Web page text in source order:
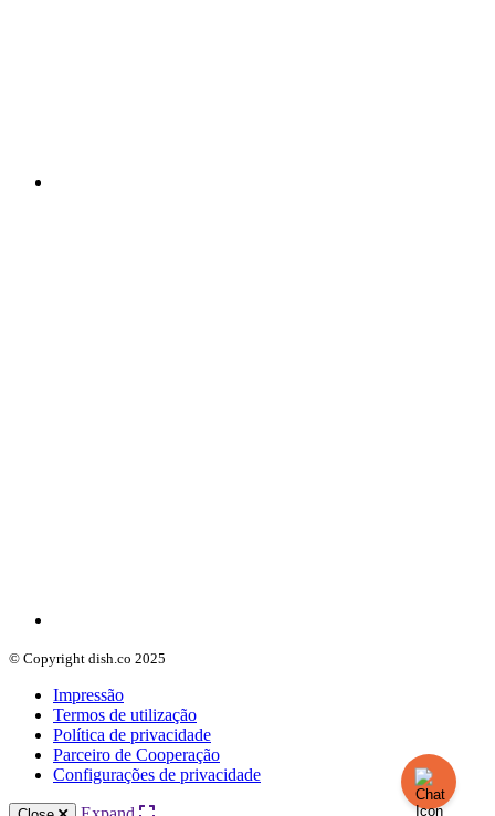
© Copyright dish.co 2025
Impressão
Termos de utilização
Política de privacidade
Parceiro de Cooperação
Configurações de privacidade